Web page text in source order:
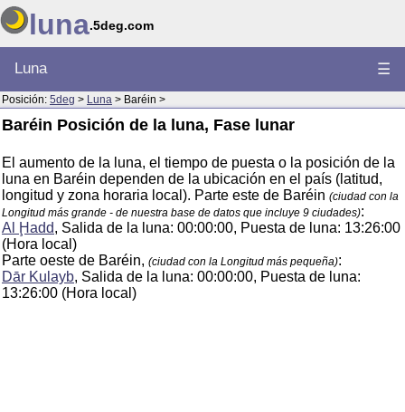
luna.5deg.com
Luna ☰
Posición: 5deg > Luna > Baréin >
Baréin Posición de la luna, Fase lunar
El aumento de la luna, el tiempo de puesta o la posición de la
luna en Baréin dependen de la ubicación en el país (latitud,
longitud y zona horaria local). Parte este de Baréin (ciudad con la
Longitud más grande - de nuestra base de datos que incluye 9 ciudades):
Al Ḩadd, Salida de la luna: 00:00:00, Puesta de luna: 13:26:00
(Hora local)
Parte oeste de Baréin, (ciudad con la Longitud más pequeña):
Dār Kulayb, Salida de la luna: 00:00:00, Puesta de luna:
13:26:00 (Hora local)